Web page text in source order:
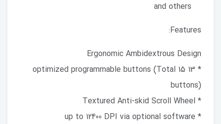
and others
Features:
Ergonomic Ambidextrous Design
* 13 optimized programmable buttons (Total 15
buttons)
* Textured Anti-skid Scroll Wheel
* up to 12400 DPI via optional software